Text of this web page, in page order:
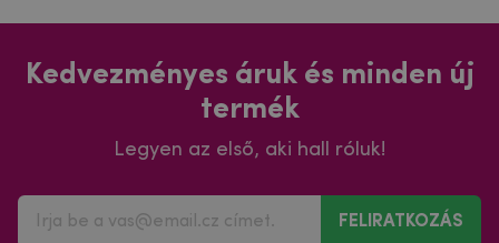
Kedvezményes áruk és minden új
termék
Legyen az első, aki hall róluk!
FELIRATKOZÁS